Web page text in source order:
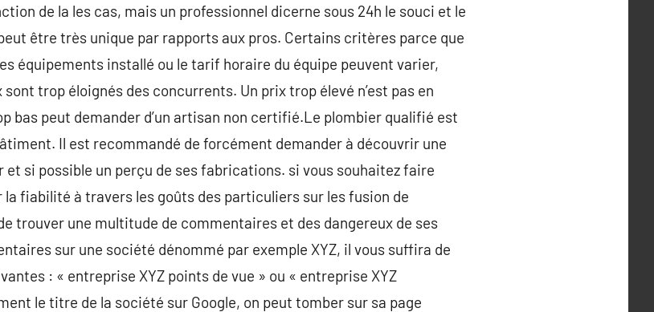
de la les cas, mais un professionnel dicerne sous 24h le souci et le
être très unique par rapports aux pros. Certains critères parce que
équipements installé ou le tarif horaire du équipe peuvent varier,
trop éloignés des concurrents. Un prix trop élevé n’est pas en
bas peut demander d’un artisan non certifié.Le plombier qualifié est
Il est recommandé de forcément demander à découvrir une
si possible un perçu de ses fabrications. si vous souhaitez faire
fiabilité à travers les goûts des particuliers sur les fusion de
trouver une multitude de commentaires et des dangereux de ses
sur une société dénommé par exemple XYZ, il vous suffira de
: « entreprise XYZ points de vue » ou « entreprise XYZ
le titre de la société sur Google, on peut tomber sur sa page